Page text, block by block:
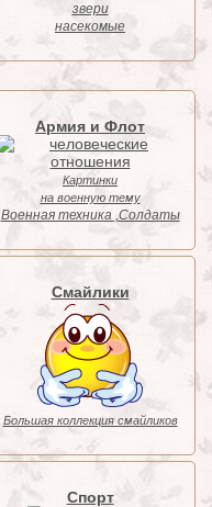
звери
насекомые
Армия и Флот
Картинки
на военную тему
Военная техника ,Солдаты
Смайлики
Большая коллекция смайликов
Спорт